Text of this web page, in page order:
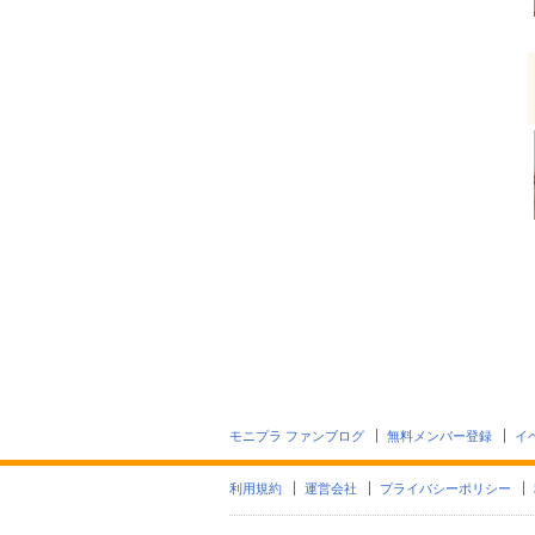
モニプラ ファンブログ 無料メンバー登録 イ
利用規約 運営会社 プライバシーポリシー